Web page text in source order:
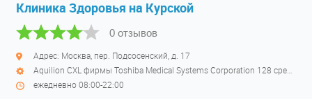
Клиника Здоровья на Курской
0 отзывов
Адрес: Москва, пер. Подсосенский, д. 17
ежедневно 08:00-22:00